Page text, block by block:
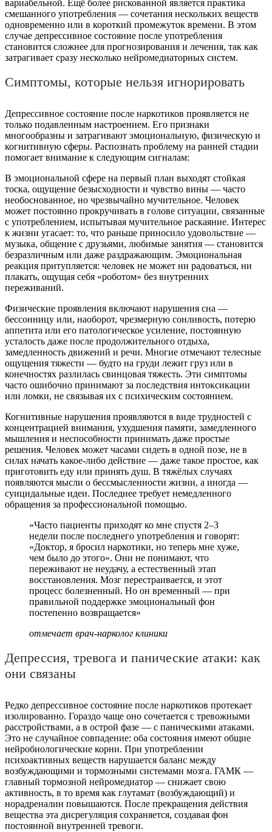
вариабельной. Ещё более рискованной является практика
смешанного употребления — сочетания нескольких веществ
одновременно или в короткий промежуток времени. В этом
случае депрессивное состояние после употребления
становится сложнее для прогнозирования и лечения, так как
затрагивает сразу несколько нейромедиаторных систем.
Симптомы, которые нельзя игнорировать
Депрессивное состояние после наркотиков проявляется не
только подавленным настроением. Его признаки
многообразны и затрагивают эмоциональную, физическую и
когнитивную сферы. Распознать проблему на ранней стадии
помогает внимание к следующим сигналам:
В эмоциональной сфере на первый план выходят стойкая
тоска, ощущение безысходности и чувство вины — часто
необоснованное, но чрезвычайно мучительное. Человек
может постоянно прокручивать в голове ситуации, связанные
с употреблением, испытывая мучительное раскаяние. Интерес
к жизни угасает: то, что раньше приносило удовольствие —
музыка, общение с друзьями, любимые занятия — становится
безразличным или даже раздражающим. Эмоциональная
реакция притупляется: человек не может ни радоваться, ни
плакать, ощущая себя «роботом» без внутренних
переживаний.
Физические проявления включают нарушения сна —
бессонницу или, наоборот, чрезмерную сонливость, потерю
аппетита или его патологическое усиление, постоянную
усталость даже после продолжительного отдыха,
замедленность движений и речи. Многие отмечают телесные
ощущения тяжести — будто на груди лежит груз или в
конечностях разлилась свинцовая тяжесть. Эти симптомы
часто ошибочно принимают за последствия интоксикации
или ломки, не связывая их с психическим состоянием.
Когнитивные нарушения проявляются в виде трудностей с
концентрацией внимания, ухудшения памяти, замедленного
мышления и неспособности принимать даже простые
решения. Человек может часами сидеть в одной позе, не в
силах начать какое-либо действие — даже такое простое, как
приготовить еду или принять душ. В тяжёлых случаях
появляются мысли о бессмысленности жизни, а иногда —
суицидальные идеи. Последнее требует немедленного
обращения за профессиональной помощью.
«Часто пациенты приходят ко мне спустя 2–3
недели после последнего употребления и говорят:
«Доктор, я бросил наркотики, но теперь мне хуже,
чем было до этого». Они не понимают, что
переживают не неудачу, а естественный этап
восстановления. Мозг перестраивается, и этот
процесс болезненный. Но он временный — при
правильной поддержке эмоциональный фон
постепенно возвращается»
отмечает врач-нарколог клиники
Депрессия, тревога и панические атаки: как
они связаны
Редко депрессивное состояние после наркотиков протекает
изолированно. Гораздо чаще оно сочетается с тревожными
расстройствами, а в острой фазе — с паническими атаками.
Это не случайное совпадение: оба состояния имеют общие
нейробиологические корни. При употреблении
психоактивных веществ нарушается баланс между
возбуждающими и тормозными системами мозга. ГАМК —
главный тормозной нейромедиатор — снижает свою
активность, в то время как глутамат (возбуждающий) и
норадреналин повышаются. После прекращения действия
вещества эта дисрегуляция сохраняется, создавая фон
постоянной внутренней тревоги.